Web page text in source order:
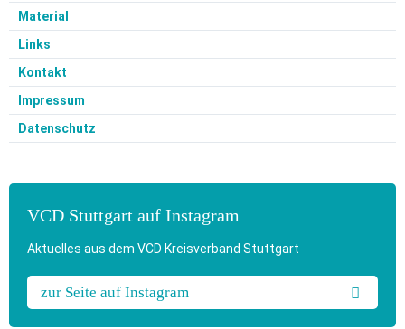
Material
Links
Kontakt
Impressum
Datenschutz
VCD Stuttgart auf Instagram
Aktuelles aus dem VCD Kreisverband Stuttgart
zur Seite auf Instagram